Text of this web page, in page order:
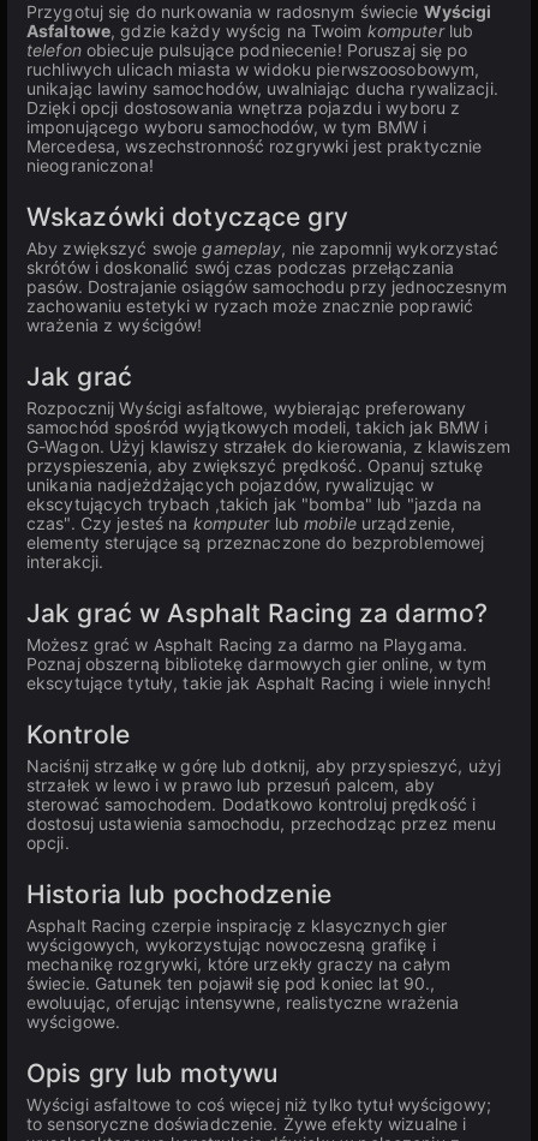
Przygotuj się do nurkowania w radosnym świecie Wyścigi
Asfaltowe, gdzie każdy wyścig na Twoim komputerlub
telefonobiecuje pulsujące podniecenie! Poruszaj się po
ruchliwych ulicach miasta w widoku pierwszoosobowym,
unikając lawiny samochodów, uwalniając ducha rywalizacji.
Dzięki opcji dostosowania wnętrza pojazdu i wyboru z
imponującego wyboru samochodów, w tym BMW i
Mercedesa, wszechstronność rozgrywki jest praktycznie
nieograniczona!
Wskazówki dotyczące gry
Aby zwiększyć swojegameplay, nie zapomnij wykorzystać
skrótów i doskonalić swój czas podczas przełączania
pasów. Dostrajanie osiągów samochodu przy jednoczesnym
zachowaniu estetyki w ryzach może znacznie poprawić
wrażenia z wyścigów!
Jak grać
Rozpocznij Wyścigi asfaltowe, wybierając preferowany
samochód spośród wyjątkowych modeli, takich jak BMW i
G-Wagon. Użyj klawiszy strzałek do kierowania, z klawiszem
przyspieszenia, aby zwiększyć prędkość. Opanuj sztukę
unikania nadjeżdżających pojazdów, rywalizując w
ekscytujących trybach ,takich jak "bomba" lub "jazda na
czas". Czy jesteś na komputerlubmobileurządzenie,
elementy sterujące są przeznaczone do bezproblemowej
interakcji.
Jak grać w Asphalt Racing za darmo?
Możesz grać w Asphalt Racing za darmo na Playgama.
Poznaj obszerną bibliotekę darmowych gier online, w tym
ekscytujące tytuły, takie jak Asphalt Racing i wiele innych!
Kontrole
Naciśnij strzałkę w górę lub dotknij, aby przyspieszyć, użyj
strzałek w lewo i w prawo lub przesuń palcem, aby
sterować samochodem. Dodatkowo kontroluj prędkość i
dostosuj ustawienia samochodu, przechodząc przez menu
opcji.
Historia lub pochodzenie
Asphalt Racing czerpie inspirację z klasycznych gier
wyścigowych, wykorzystując nowoczesną grafikę i
mechanikę rozgrywki, które urzekły graczy na całym
świecie. Gatunek ten pojawił się pod koniec lat 90.,
ewoluując, oferując intensywne, realistyczne wrażenia
wyścigowe.
Opis gry lub motywu
Wyścigi asfaltowe to coś więcej niż tylko tytuł wyścigowy;
to sensoryczne doświadczenie. Żywe efekty wizualne i